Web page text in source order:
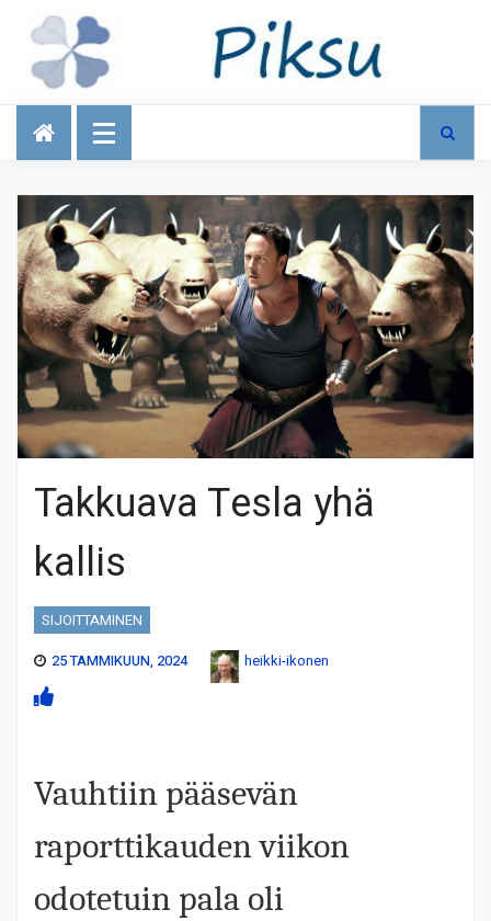
Talous
Takkuava Tesla yhä
kallis
SIJOITTAMINEN
25 TAMMIKUUN, 2024
heikki-ikonen
Vauhtiin pääsevän
raporttikauden viikon
odotetuin pala oli